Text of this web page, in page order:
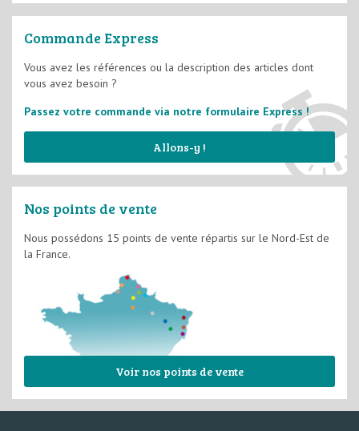
Commande Express
Vous avez les références ou la description des articles dont
vous avez besoin ?
Passez votre commande via notre formulaire Express !
Allons-y !
Nos points de vente
Nous possédons 15 points de vente répartis sur le Nord-Est de
la France.
Voir nos points de vente